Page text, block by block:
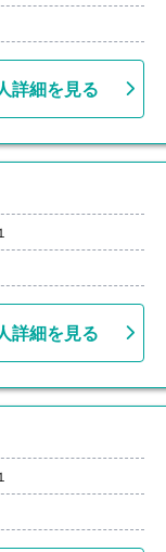
詳細を見る
詳細を見る